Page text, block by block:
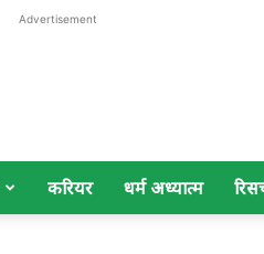
Advertisement
करियर धर्म अध्यात्म